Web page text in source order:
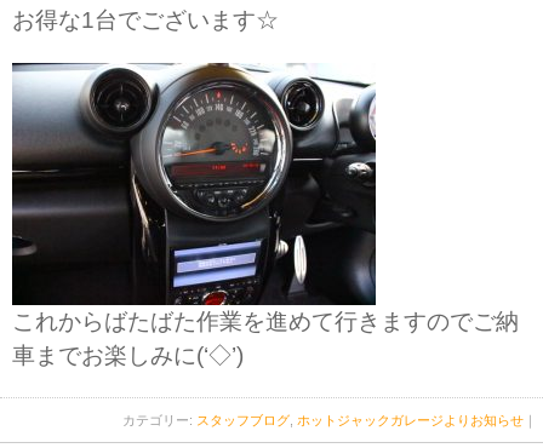
お得な1台でございます☆
これからばたばた作業を進めて行きますのでご納
車までお楽しみに(‘◇’)ゞ
カテゴリー: スタッフブログ ホットジャックガレージよりお知らせ ｜